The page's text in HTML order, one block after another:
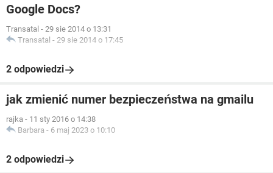
Google Docs?
Transatal - 29 sie 2014 o 13:31
Transatal - 29 sie 2014 o 17:45
2 odpowiedzi
jak zmienić numer bezpieczeństwa na gmailu
rajka - 11 sty 2016 o 14:38
Barbara - 6 maj 2023 o 10:10
2 odpowiedzi